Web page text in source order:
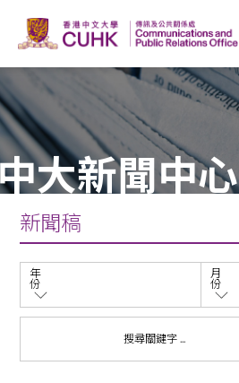
大新聞中心
新聞稿
年
份
月
份